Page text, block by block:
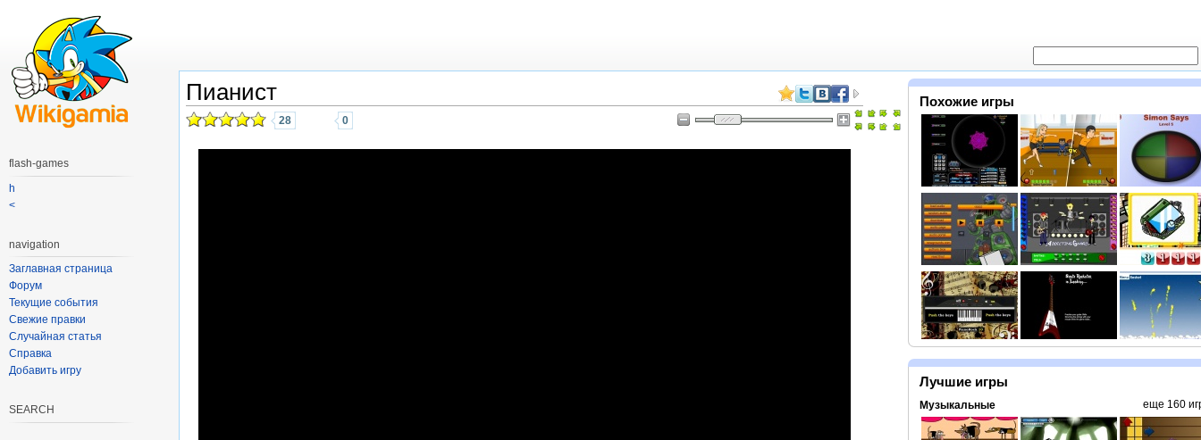
Пианист
28 0
Похожие игры
Лучшие игры
Музыкальные еще 160
flash-games
h
<
navigation
Заглавная страница
Форум
Текущие события
Свежие правки
Случайная статья
Справка
Добавить игру
SEARCH